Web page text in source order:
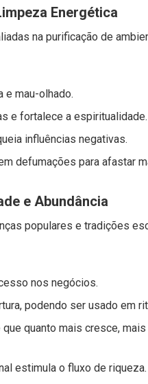
Energética
na purificação de
e mau-olhado.
e fortalece a espiritualidade.
influências negativas.
defumações para afastar
e Abundância
populares e tradições
nos negócios.
podendo ser usado em
quanto mais cresce,
estimula o fluxo de riqueza.